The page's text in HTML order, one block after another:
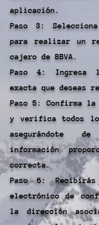
aplicación.
Paso 3:
para realizar un
cajero de BBVA.
Paso 4: Ingresa
exacta que deseas
Paso 5: Confirma
y verifica todos
asegurándote
información
correcta.
Paso 6:
electrónico de
la dirección